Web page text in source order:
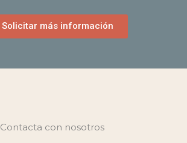
Solicitar más información
Contacta con nosotros